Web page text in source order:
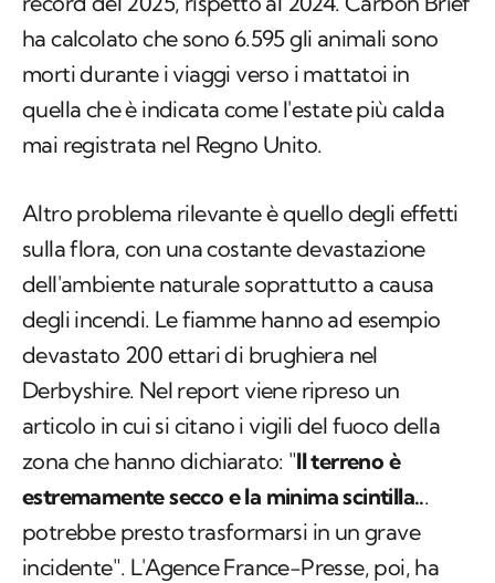
ha calcolato che sono 6.595 gli animali sono
morti durante i viaggi verso i mattatoi in
quella che è indicata come l'estate più calda
mai registrata nel Regno Unito.
Altro problema rilevante è quello degli effetti
sulla flora, con una costante devastazione
dell'ambiente naturale soprattutto a causa
degli incendi. Le fiamme hanno ad esempio
devastato 200 ettari di brughiera nel
Derbyshire. Nel report viene ripreso un
articolo in cui si citano i vigili del fuoco della
zona che hanno dichiarato: "Il terreno è
estremamente secco e la minima scintilla...
potrebbe presto trasformarsi in un grave
incidente". L'Agence France-Presse, poi, ha